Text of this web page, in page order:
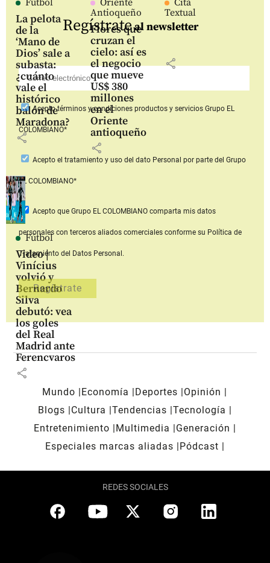
La pelota
de la
‘Mano de
Dios’ sale a
subasta:
¿cuánto
vale el
histórico
balón de
Maradona?
share
Antioqueño
Flores que
cruzan el
cielo: así es
el negocio
que mueve
US$ 380
millones
en el
Oriente
antioqueño
share
Textual
share
Fútbol
Video |
Vinícius
volvió y
Bernardo
Silva
debutó: vea
los goles
del Real
Madrid ante
Ferencvaros
share
Regístrateal newsletter
Aceptotérminos y condiciones productos y serviciosGrupo EL
COLOMBIANO*
Acepto el tratamiento y uso del dato Personal por parte del Grupo
EL COLOMBIANO*
Acepto que Grupo EL COLOMBIANOcomparta mis datos
personales con terceros aliados comerciales conforme su Política de
Tratamiento del Datos Personal.
Mundo Economía Deportes
Opinión
Blogs
Cultura Tendencias Tecnología
Entretenimiento
Multimedia
Generación
Especiales marcas aliadas
Pódcast
REDES SOCIALES